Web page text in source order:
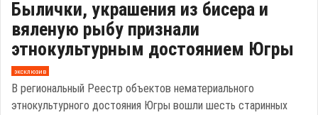
Былички, украшения из бисера и
вяленую рыбу признали
этнокультурным достоянием Югры
эксклюзив
В региональный Реестр объектов нематериального
этнокультурного достояния Югры вошли шесть старинных